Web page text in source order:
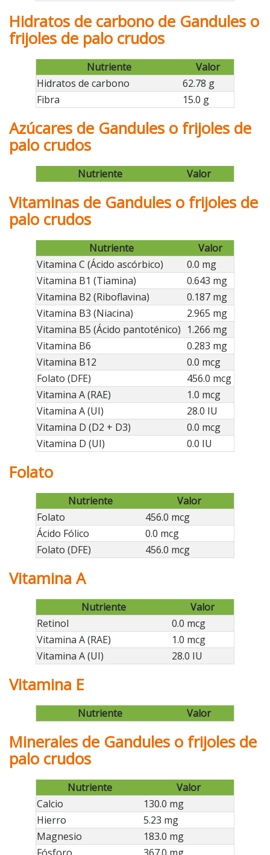
Hidratos de carbono de Gandules o
frijoles de palo crudos
Nutriente
Valor
Hidratos de carbono
62.78 g
Fibra
15.0 g
Azúcares de Gandules o frijoles de
palo crudos
Nutriente Valor
Vitaminas de Gandules o frijoles de
palo crudos
Nutriente
Valor
Vitamina C (Ácido ascórbico)
0.0 mg
Vitamina B1 (Tiamina)
0.643 mg
Vitamina B2 (Riboflavina)
0.187 mg
Vitamina B3 (Niacina)
2.965 mg
Vitamina B5 (Ácido pantoténico) 1.266 mg
Vitamina B6
0.283 mg
Vitamina B12
0.0 mcg
Folato (DFE)
456.0 mcg
Vitamina A (RAE)
1.0 mcg
Vitamina A (UI)
28.0 IU
Vitamina D (D2 + D3)
0.0 mcg
Vitamina D (UI)
0.0 IU
Folato
Nutriente
Valor
Folato
456.0 mcg
Ácido Fólico
0.0 mcg
Folato (DFE)
456.0 mcg
Vitamina A
Nutriente
Valor
Retinol
0.0 mcg
Vitamina A (RAE)
1.0 mcg
Vitamina A (UI)
28.0 IU
Vitamina E
Nutriente Valor
Minerales de Gandules o frijoles de
palo crudos
Nutriente
Valor
Calcio
130.0 mg
Hierro
5.23 mg
Magnesio
183.0 mg